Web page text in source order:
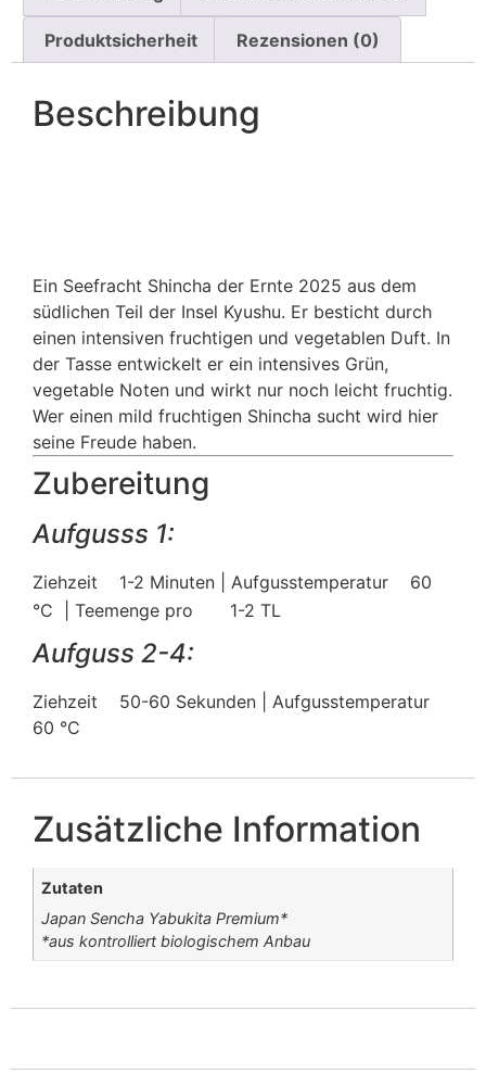
Produktsicherheit Rezensionen (0)
Beschreibung
Ein Seefracht Shincha der Ernte 2025 aus dem
südlichen Teil der Insel Kyushu. Er besticht durch
einen intensiven fruchtigen und vegetablen Duft. In
der Tasse entwickelt er ein intensives Grün,
vegetable Noten und wirkt nur noch leicht fruchtig.
Wer einen mild fruchtigen Shincha sucht wird hier
seine Freude haben.
Zubereitung
Aufgusss 1:
Ziehzeit 1-2 Minuten | Aufgusstemperatur
60
°C | Teemenge pro
1-2 TL
Aufguss 2-4:
Ziehzeit
50-60 Sekunden | Aufgusstemperatur
60 °C
Zusätzliche Information
Zutaten
Japan Sencha Yabukita Premium*
*aus kontrolliert biologischem Anbau